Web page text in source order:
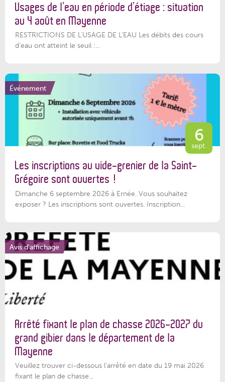
Usages de l’eau en période d’étiage : situation
au 4 août en Mayenne
RESTRICTIONS DE L’USAGE DE L’EAU Les débits des cours
d'eau ont atteint le seuil :...
Événement
6
sept.
Les inscriptions au vide-grenier de la Saint-
Grégoire sont ouvertes !
Dimanche 6 septembre 2026 à Ernée. Vous souhaitez
exposer ? Les inscriptions sont ouvertes. Inscription...
Avis d'affichage
Arrêté fixant le plan de chasse 2026-2027 du
grand gibier dans le département de la
Mayenne
Veuillez trouver ci-dessous l’arrêté en date du 19 mai 2026
fixant le plan de chasse...